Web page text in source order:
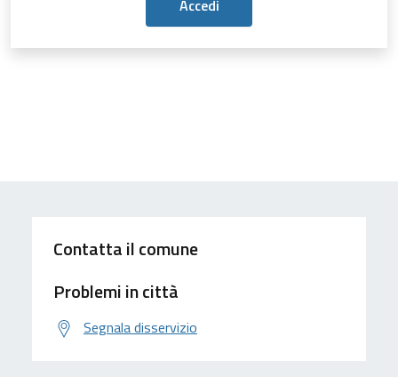
Contatta il comune
Problemi in città
Segnala disservizio